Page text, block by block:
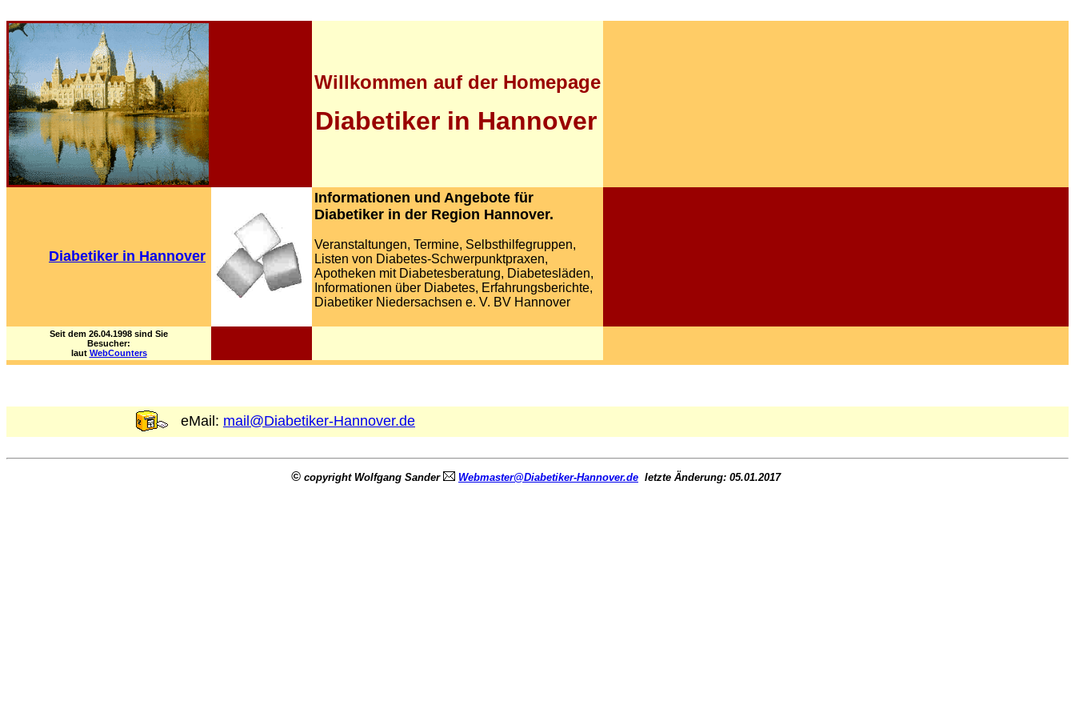
Willkommen auf der Homepage
Diabetiker in Hannover
Diabetiker in Hannover
Informationen und Angebote für
Diabetiker in der Region Hannover.
Veranstaltungen, Termine, Selbsthilfegruppen,
Listen von Diabetes-Schwerpunktpraxen,
Apotheken mit Diabetesberatung, Diabetesläden,
Informationen über Diabetes, Erfahrungsberichte,
Diabetiker Niedersachsen e. V. BV Hannover
Seit dem 26.04.1998 sind Sie
Besucher:
laut WebCounters
eMail: mail@Diabetiker-Hannover.de
© copyright Wolfgang Sander Webmaster@Diabetiker-Hannover.de letzte Änderung: 05.01.2017